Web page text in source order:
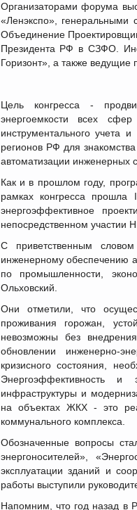
Организаторами форума
«Ленэкспо»,
Объединение
Президента РФ в СЗФО.
Горизонт», а также
Цель конгресса -
энергоемкости всех
инструментального учета
регионов РФ для
автоматизации инженерных
Как и в прошлом году,
рамках конгресса прошла
энергоэффективное
непосредственном
С приветственным
инженерному обеспечению
по промышленности,
Ольховский.
Они отметили, что
проживания горожан,
невозможны без
обновлении инженерно-
кризисного состояния,
Энергоэффективность и
инфраструктуры и
на объектах ЖКХ - это
коммунального комплекса.
Обозначенные вопросы
энергоносителей»,
эксплуатации зданий и
работы выступили
Напомним, что год назад в